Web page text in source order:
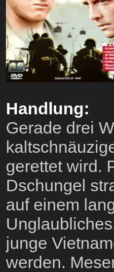
Handlung:
Gerade drei
gerettet wird.
Dschungel
auf einem
junge
werden.